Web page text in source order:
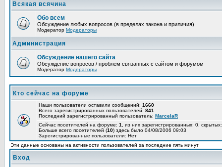
Всякая всячина
Обо всем
Обсуждение любых вопросов (в пределах закона и приличия)
Модератор Модераторы
Администрация
Обсуждение нашего сайта
Обсуждение вопросов / проблем связанных с сайтом и форумом
Модератор Модераторы
Кто сейчас на форуме
Наши пользователи оставили сообщений: 1660
Всего зарегистрированных пользователей: 841
Последний зарегистрированный пользователь: MarcelaR
Сейчас посетителей на форуме: 1
, из них зарегистрированных: 0,
Больше всего посетителей (10) здесь было 04/08/2006 09:03
Зарегистрированные пользователи: Нет
Эти данные основаны на активности пользователей за последние пять минут
Вход